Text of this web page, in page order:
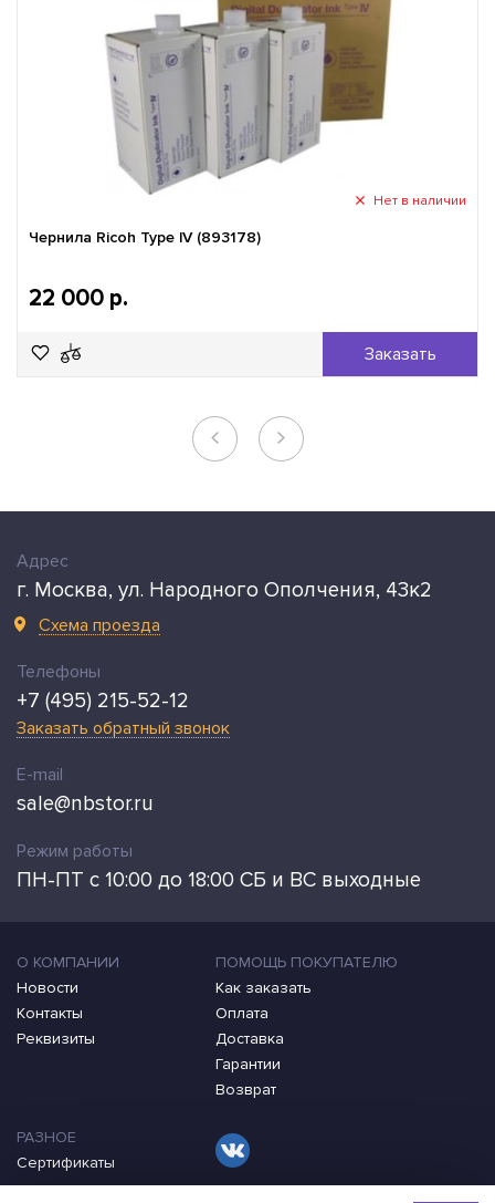
Нет в наличии
Чернила Ricoh Type lV (893178)
22 000 р.
Заказать
Адрес
г. Москва, ул. Народного Ополчения, 43к2
Схема проезда
Телефоны
+7 (495) 215-52-12
Заказать обратный звонок
E-mail
sale@nbstor.ru
Режим работы
ПН-ПТ с 10:00 до 18:00 СБ и ВС выходные
О КОМПАНИИ
Новости
Контакты
Реквизиты
ПОМОЩЬ ПОКУПАТЕЛЮ
Как заказать
Оплата
Доставка
Гарантии
Возврат
РАЗНОЕ
Сертификаты